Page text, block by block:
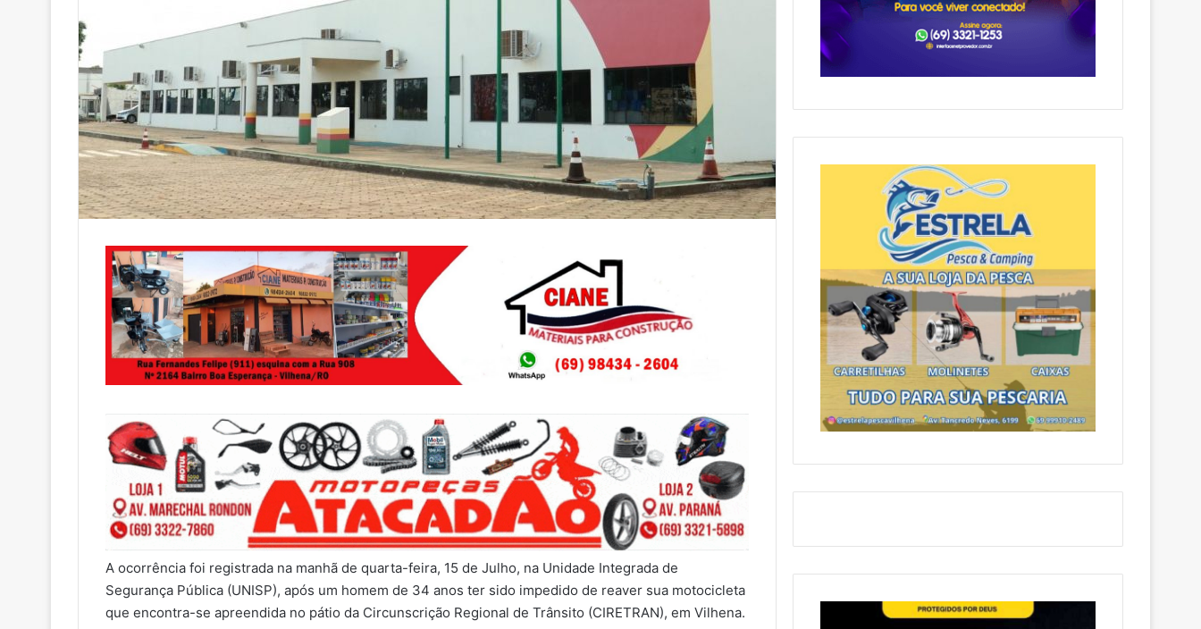
A ocorrência foi registrada na manhã de quarta-feira, 15 de Julho, na Unidade Integrada de
Segurança Pública (UNISP), após um homem de 34 anos ter sido impedido de reaver sua motocicleta
que encontra-se apreendida no pátio da Circunscrição Regional de Trânsito (CIRETRAN), em Vilhena.